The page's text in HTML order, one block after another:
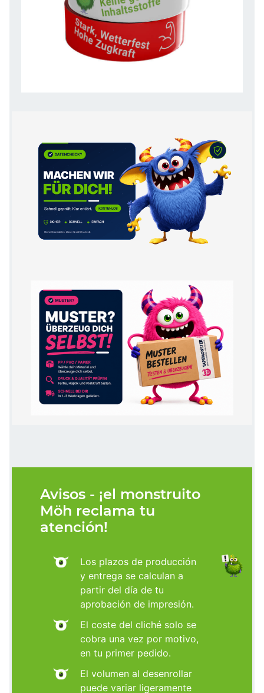
Avisos - ¡el monstruito
Möh reclama tu
atención!
Los plazos de producción
y entrega se calculan a
partir del día de tu
aprobación de impresión.
El coste del cliché solo se
cobra una vez por motivo,
en tu primer pedido.
El volumen al desenrollar
puede variar ligeramente